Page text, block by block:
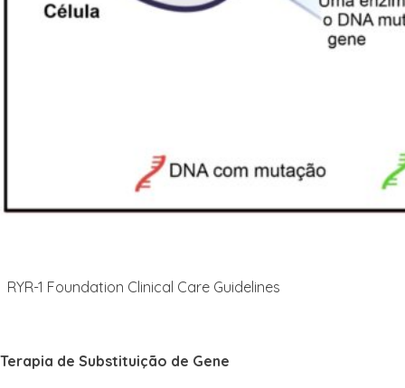
RYR-1 Foundation Clinical Care Guidelines
Terapia de Substituição de Gene